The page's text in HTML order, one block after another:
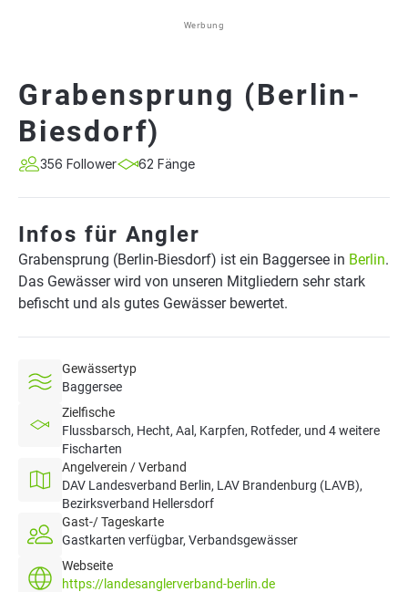
Werbung
Grabensprung (Berlin-
Biesdorf)
356 Follower 62 Fänge
Infos für Angler
Grabensprung (Berlin-Biesdorf) ist ein Baggersee in Berlin.
Das Gewässer wird von unseren Mitgliedern sehr stark
befischt und als gutes Gewässer bewertet.
Gewässertyp
Baggersee
Zielfische
Flussbarsch, Hecht, Aal, Karpfen, Rotfeder, und 4 weitere
Fischarten
Angelverein / Verband
DAV Landesverband Berlin, LAV Brandenburg (LAVB),
Bezirksverband Hellersdorf
Gast-/ Tageskarte
Gastkarten verfügbar, Verbandsgewässer
Webseite
https://landesanglerverband-berlin.de